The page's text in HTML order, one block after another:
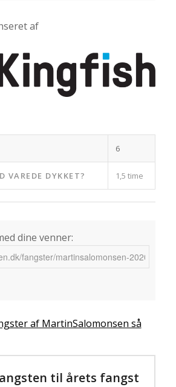
af
6
VAREDE DYKKET? 1,5 time
dine venner:
af MartinSalomonsen så
til årets fangst